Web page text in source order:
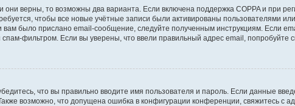
верны, то возможны два варианта. Если включена поддержка COPPA и при
чтобы все новые учётные записи были активированы пользователями
было прислано email-сообщение, следуйте полученным инструкциям. Если
фильтром. Если вы уверены, что ввели правильный адрес email, попробуйте
что вы правильно вводите имя пользователя и пароль. Если данные
возможно, что допущена ошибка в конфигурации конференции, свяжитесь с